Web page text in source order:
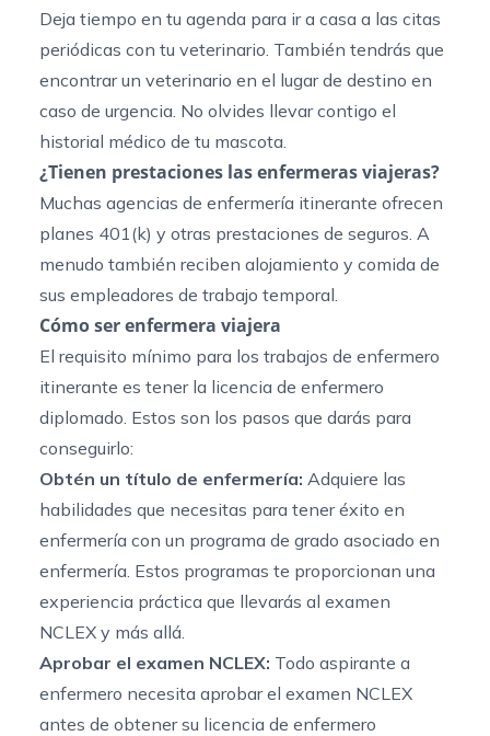
Deja tiempo en tu agenda para ir a casa a las citas
periódicas con tu veterinario. También tendrás que
encontrar un veterinario en el lugar de destino en
caso de urgencia. No olvides llevar contigo el
historial médico de tu mascota.
¿Tienen prestaciones las enfermeras viajeras?
Muchas agencias de enfermería itinerante ofrecen
planes 401(k) y otras prestaciones de seguros. A
menudo también reciben alojamiento y comida de
sus empleadores de trabajo temporal.
Cómo ser enfermera viajera
El requisito mínimo para los trabajos de enfermero
itinerante es tener la licencia de enfermero
diplomado. Estos son los pasos que darás para
conseguirlo:
Obtén un título de enfermería: Adquiere las
habilidades que necesitas para tener éxito en
enfermería con un programa de grado asociado en
enfermería. Estos programas te proporcionan una
experiencia práctica que llevarás al examen
NCLEX y más allá.
Aprobar el examen NCLEX: Todo aspirante a
enfermero necesita aprobar el examen NCLEX
antes de obtener su licencia de enfermero